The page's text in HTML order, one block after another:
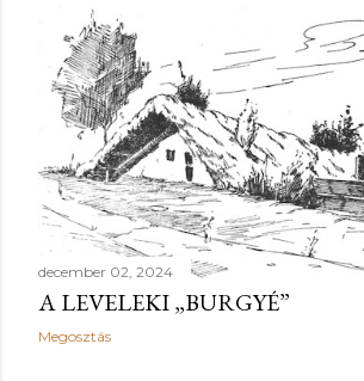
december 02, 2024
A LEVELEKI „BURGYÉ”
Megosztás